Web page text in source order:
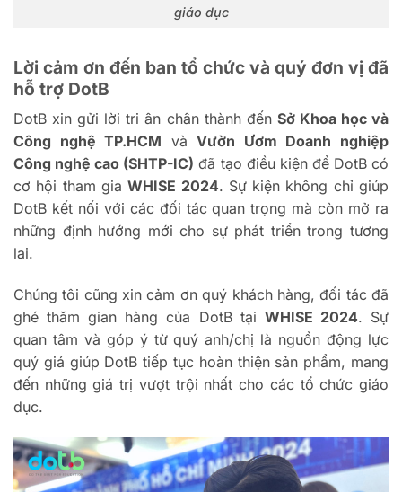
giáo dục
Lời cảm ơn đến ban tổ chức và quý đơn vị đã
hỗ trợ DotB
DotB xin gửi lời tri ân chân thành đến Sở Khoa học và
Công nghệ TP.HCM vàVườn Ươm Doanh nghiệp
Công nghệ cao (SHTP-IC) đã tạo điều kiện để DotB có
cơ hội tham giaWHISE 2024. Sự kiện không chỉ giúp
DotB kết nối với các đối tác quan trọng mà còn mở ra
những định hướng mới cho sự phát triển trong tương
lai.
Chúng tôi cũng xin cảm ơn quý khách hàng, đối tác đã
ghé thăm gian hàng của DotB tại WHISE 2024. Sự
quan tâm và góp ý từ quý anh/chị là nguồn động lực
quý giá giúp DotB tiếp tục hoàn thiện sản phẩm, mang
đến những giá trị vượt trội nhất cho các tổ chức giáo
dục.